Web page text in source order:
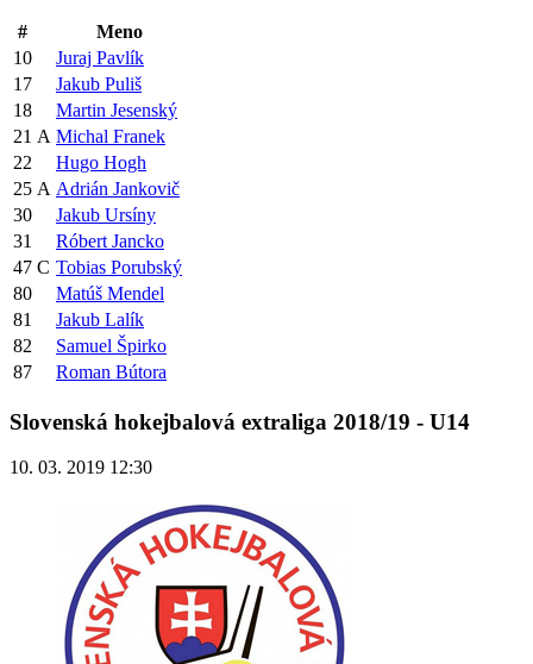
#
Meno
10
Juraj Pavlík
17
Jakub Puliš
18
Martin Jesenský
21 A Michal Franek
22
Hugo Hogh
25 A Adrián Jankovič
30
Jakub Ursíny
31
Róbert Jancko
47 C Tobias Porubský
80
Matúš Mendel
81
Jakub Lalík
82
Samuel Špirko
87
Roman Bútora
Slovenská hokejbalová extraliga 2018/19 - U14
10. 03. 2019 12:30